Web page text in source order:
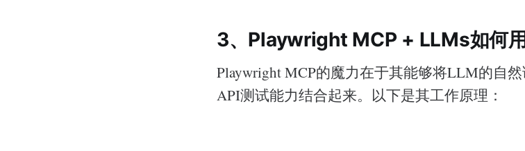
3、Playwright MCP + LLMs如何
Playwright MCP的魔力在于其能够将LLM的自
API测试能力结合起来。以下是其工作原理：